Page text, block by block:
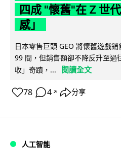
四成 "懷舊"在 Z 世
感」
日本零售巨頭 GEO 將懷舊遊戲
99 間，但銷售額卻不降反升至過
收」奇蹟，...
閱讀全文
78 4 ↗ 分享
人工智能